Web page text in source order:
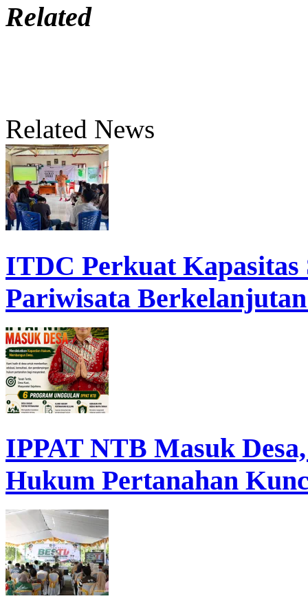
Related
Related News
ITDC Perkuat
Pariwisata
IPPAT NTB Masuk
Hukum Pertanahan